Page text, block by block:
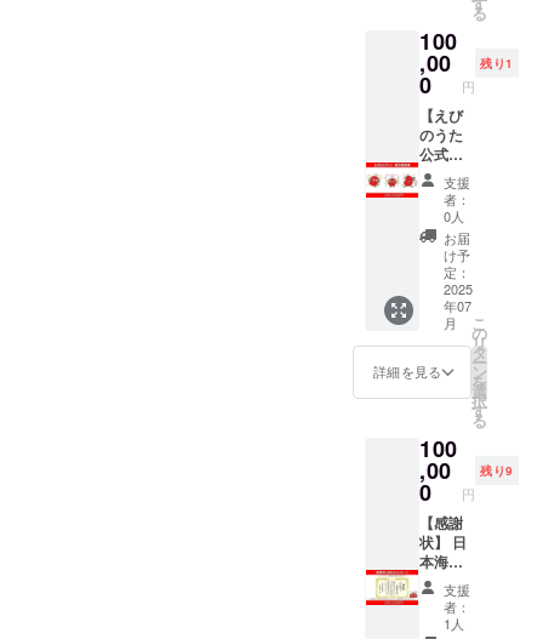
理でき
るので
とても
便利で
す！
★★★
★★
イイさ
ん 冷凍
のエビ
はいつ
も火を
入れた
ら小指
の爪位
のイ
メージ
だった
ビは全
然縮み
ませ
ん！そ
してプ
リプリ
で美味
しい！
下処理
もして
処理の
手間が
いら
ず、解
凍して
すぐ調
理でき
るので
とても
便利で
す！
★★★
★★
イイさ
ん 冷凍
のエビ
はいつ
も火を
入れた
ら小指
のイ
メージ
だった
のです
がこち
らのエ
ビは全
然縮み
ませ
ん！そ
下敷
き」
「海老
の塗り
絵」に
加え、
日本海
老協会
公式
キャラ
クター
の「エ
ビデ
イ」か
ら心を
込めた
メッ
セージ
をお届
けしま
京都港
区台場2
丁目6−1
グラン
ドニッ
コー東
京 台場
30階 予
約
TEL：
6457-
1930 公
式サイ
ト：
https://t
ランチ
時間：
～14：
30 ≪ご
利用方
法≫ ・
要予約
（予約
時に
「日本
海老協
会の
キャン
高！
（40
代・男
性・飲
食店
オー
ナー）
塩焼き
で食べ
ました
が、ぷ
りぷり
の食感
と甘み
が絶品
でし
がしっ
かりし
を通し
ても縮
みにく
いのが
嬉しい
です
ね。海
老の旨
味が濃
厚で、
凍で730
日 ・お
すすめ
法：エ
ビフラ
イ、エ
ビチ
リ、エ
ビマ
ヨ、バ
ター醤
油炒
め、海
老カ
レー ■
料・成
分 天然
味料(無
機塩等)
えび産
ド、イ
ンドネ
シア、
ミャン
マー、
パキス
ニーク
で心温
まるア
イテム
です。
生地に
は、縁
起のよ
「鶴」
と「亀
甲文」
の模様
が入っ
てお
り、上
品な光
沢、高
た、海
老の解
剖下敷
きと塗
り絵
セット
で、学
びなが
ら楽し
める時
量
1Kg>)]
・産
地：(イ
ンド、
インド
ネシ
ア、
ミャン
マー、
パキス
タン、
タイ、
ベトナ
※全
世界か
い海老
を仕入
れてい
ます。
・商品
紹介：
エビ好
き必
見！一
度は食
す。通常は教材
として学校に提
供しているもの
ですが、今回は
特別に個人のお
客様にもご購入
いただけるよう
にいたしまし
た。教育機関に
贈って、授業や
自然学習、夏休
みの自由研究と
して使っていた
だくこともでき
ます。海老の解
剖を通して、食
材への理解や生
物学の知識を深
の原版（1.5㎏）
で届きます。食
べる直前に流水
に当てて解凍
し、なるべく早
くお召し上がり
ください。再冷
凍は避け、必ず
加熱してくださ
ンテス
ト作品
の中か
ら1名を
選定
し、あ
なたの
お名前
を冠し
た賞を
授賞で
きま
す。子
供たち
にとっ
ても、
一生に
一度の
思い出
を作る
機会で
す。一
緒にコ
ンテス
トを盛
り上げ
ましょ
う！ ≪
内容≫
・コン
「えび
のう
た」の
PV制作
が長ら
く停滞
中…。
そこ
で、あ
なたの
アイデ
アを活
かし
て、新
しいPV
を一緒
に作り
ません
か？ 採
用され
は、公
式ホー
ムペー
ジにて
あなた
のお名
前や紹
介文、
写真を
掲載し
る
100
,00
0 円
残り1
【えび
のうた
公式エ
ビダン
ス振付
提案
権】 ダ
ンス振
付師の
皆様、
お力を
貸して
くださ
い！ 日
本海老
協会の
テーマ
ソング
「えび
のう
た」に
ピッタ
リのダ
ンスを
考えて
くれる
支援
者：
0人
お届
け予
定：
2025
年07
月
詳細を見る
こ
の
リ
タ
ー
ン
を
選
択
す
る
100
,00
0 円
残り9
【感謝
状】 日
本海老
協会よ
り、支
援をい
支援
者：
1人